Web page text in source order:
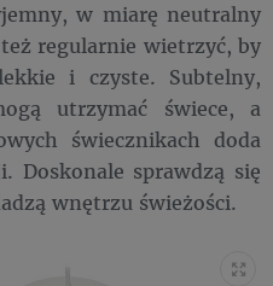
w miarę neutralny
regularnie wietrzyć, by
i czyste. Subtelny,
utrzymać świece, a
świecznikach doda
Doskonale sprawdzą się
wnętrzu świeżości.